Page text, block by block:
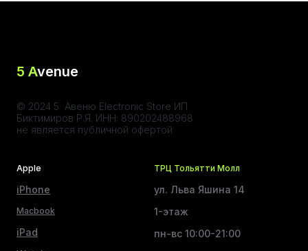
5 Avenue
© 2024 5 Авеню Electronic Store ИП
Биктимиров Р.Я. ИНН: 890202488968
не является публичной офертой
Apple
iPhone
Macbook
iPad
ТРЦ Тольятти Молл
ул. Льва Яшина 14
1-этаж
пн-вс 10:00-21:00